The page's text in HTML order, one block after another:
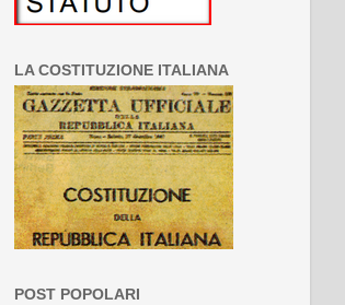
LA COSTITUZIONE ITALIANA
POST POPOLARI